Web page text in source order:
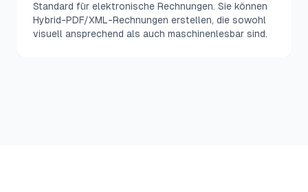
Standard für elektronische Rechnungen. Sie können
Hybrid-PDF/XML-Rechnungen erstellen, die sowohl
visuell ansprechend als auch maschinenlesbar sind.